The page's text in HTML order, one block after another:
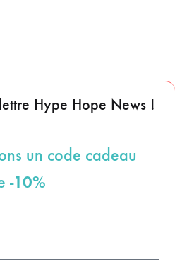
Hype Hope News !
un code cadeau
-10%